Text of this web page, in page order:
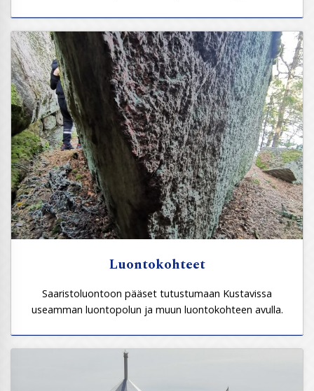
Luontokohteet
Saaristoluontoon pääset tutustumaan Kustavissa
useamman luontopolun ja muun luontokohteen avulla.